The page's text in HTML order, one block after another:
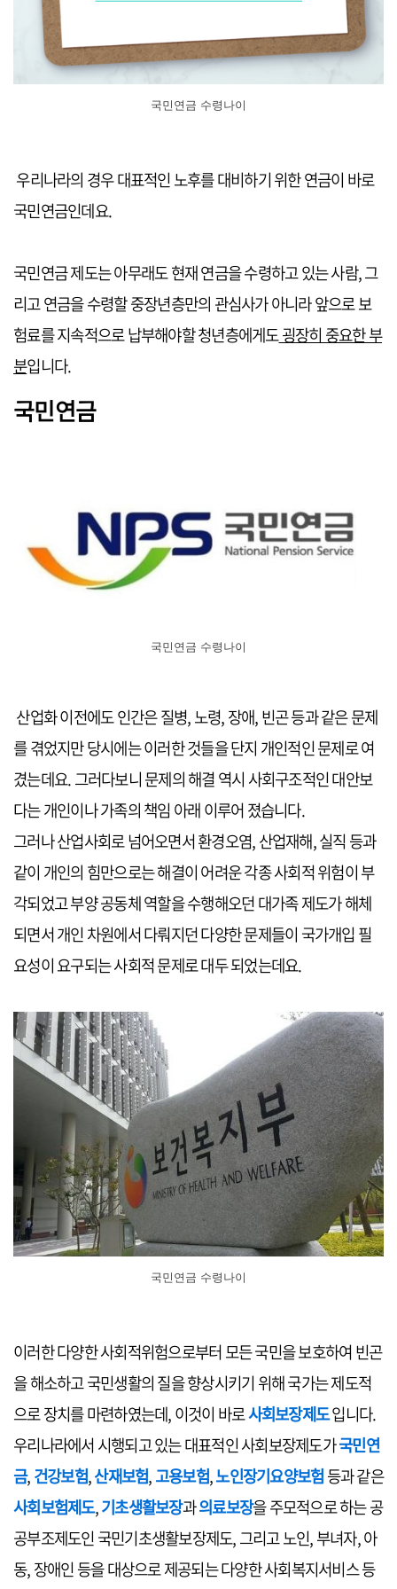
국민연금 수령나이
우리나라의 경우 대표적인 노후를 대비하기 위한 연금이 바로
국민연금인데요.
국민연금 제도는 아무래도 현재 연금을 수령하고 있는 사람, 그
리고 연금을 수령할 중장년층만의 관심사가 아니라 앞으로 보
험료를 지속적으로 납부해야할 청년층에게도굉장히 중요한 부
분입니다.
국민연금
국민연금 수령나이
산업화 이전에도 인간은 질병, 노령, 장애, 빈곤 등과 같은 문제
를 겪었지만 당시에는 이러한 것들을 단지 개인적인 문제로 여
겼는데요. 그러다보니 문제의 해결 역시 사회구조적인 대안보
다는 개인이나 가족의 책임 아래 이루어 졌습니다.
그러나 산업사회로 넘어오면서 환경오염, 산업재해, 실직 등과
같이 개인의 힘만으로는 해결이 어려운 각종 사회적 위험이 부
각되었고 부양 공동체 역할을 수행해오던 대가족 제도가 해체
되면서 개인 차원에서 다뤄지던 다양한 문제들이 국가개입 필
요성이 요구되는 사회적 문제로 대두 되었는데요.
국민연금 수령나이
이러한 다양한 사회적위험으로부터 모든 국민을 보호하여 빈곤
을 해소하고 국민생활의 질을 향상시키기 위해 국가는 제도적
으로 장치를 마련하였는데, 이것이 바로사회보장제도입니다.
우리나라에서 시행되고 있는 대표적인 사회보장제도가국민연
금,건강보험,산재보험,고용보험,노인장기요양보험등과 같은
사회보험제도,기초생활보장과의료보장을 주모적으로 하는 공
공부조제도인 국민기초생활보장제도, 그리고 노인, 부녀자, 아
동, 장애인 등을 대상으로 제공되는 다양한 사회복지서비스 등